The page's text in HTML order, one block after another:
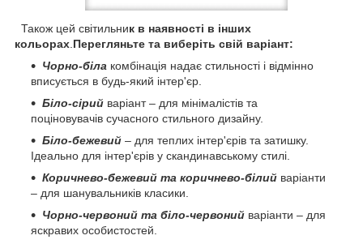
Також цей світильник в наявності в інших
кольорах Перегляньте та виберіть свій варіант:
Чорно-біла комбінація надає стильності і відмінно
вписується в будь-який інтер'єр.
Біло-сірий варіант – для мінімалістів та
поціновувачів сучасного стильного дизайну.
Біло-бежевий – для теплих інтер'єрів та затишку.
Ідеально для інтер'єрів у скандинавському стилі.
Коричнево-бежевий та коричнево-білий варіанти
– для шанувальників класики.
Чорно-червоний та біло-червоний варіанти – для
яскравих особистостей.